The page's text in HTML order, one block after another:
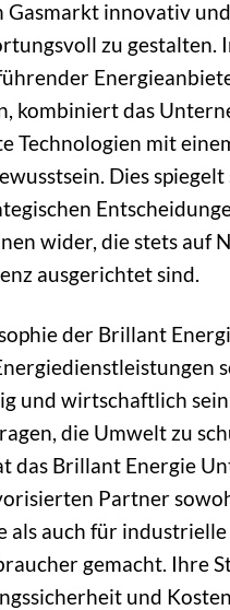
Gasmarkt innovativ und
zu gestalten.
kombiniert das
Technologien mit
Dies spiegelt
wider, die stets auf
ausgerichtet sind.
der Brillant
und wirtschaftlich
die Umwelt zu
das Brillant Energie
Partner
als auch für industrielle
gemacht. Ihre
und